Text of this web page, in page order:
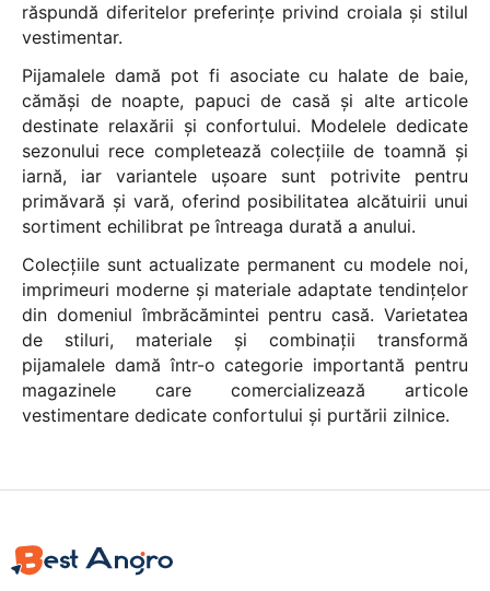
răspundă diferitelor preferințe privind croiala și stilul
vestimentar.
Pijamalele damă pot fi asociate cu halate de baie,
cămăși de noapte, papuci de casă și alte articole
destinate relaxării și confortului. Modelele dedicate
sezonului rece completează colecțiile de toamnă și
iarnă, iar variantele ușoare sunt potrivite pentru
primăvară și vară, oferind posibilitatea alcătuirii unui
sortiment echilibrat pe întreaga durată a anului.
Colecțiile sunt actualizate permanent cu modele noi,
imprimeuri moderne și materiale adaptate tendințelor
din domeniul îmbrăcămintei pentru casă. Varietatea
de stiluri, materiale și combinații transformă
pijamalele damă într-o categorie importantă pentru
magazinele care comercializează articole
vestimentare dedicate confortului și purtării zilnice.